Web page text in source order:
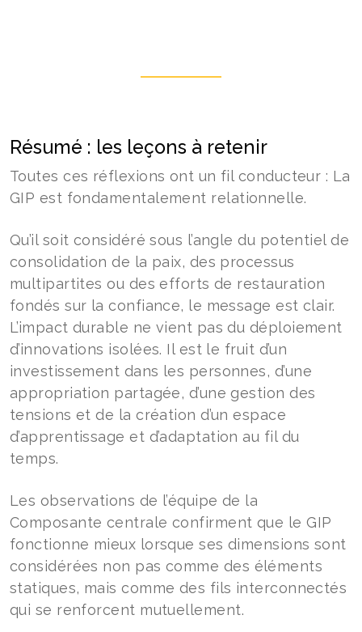
Résumé : les leçons à retenir
Toutes ces réflexions ont un fil conducteur : La
GIP est fondamentalement relationnelle.
Qu’il soit considéré sous l’angle du potentiel de
consolidation de la paix, des processus
multipartites ou des efforts de restauration
fondés sur la confiance, le message est clair.
L’impact durable ne vient pas du déploiement
d’innovations isolées. Il est le fruit d’un
investissement dans les personnes, d’une
appropriation partagée, d’une gestion des
tensions et de la création d’un espace
d’apprentissage et d’adaptation au fil du
temps.
Les observations de l’équipe de la
Composante centrale confirment que le GIP
fonctionne mieux lorsque ses dimensions sont
considérées non pas comme des éléments
statiques, mais comme des fils interconnectés
qui se renforcent mutuellement.